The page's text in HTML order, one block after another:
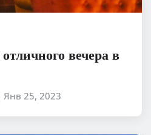
вечера в
Янв 25, 2023